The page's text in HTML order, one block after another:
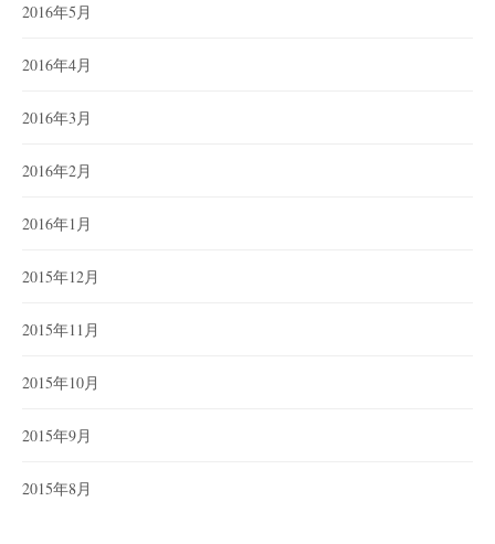
2016年5月
2016年4月
2016年3月
2016年2月
2016年1月
2015年12月
2015年11月
2015年10月
2015年9月
2015年8月